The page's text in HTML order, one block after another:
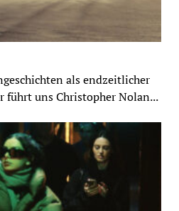
als endzeitlicher
führt uns Christopher Nolan...